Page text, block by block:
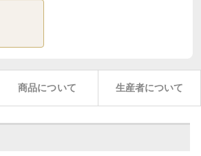
商品について 生産者について